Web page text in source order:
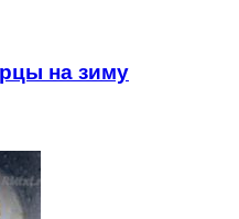
на зиму